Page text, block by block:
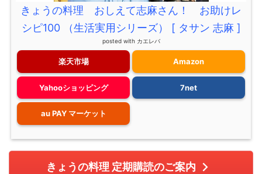
きょうの料理 おしえて志麻さん！ お助けレ
シピ100 （生活実用シリーズ） [ タサン 志麻 ]
posted with カエレバ
楽天市場 Amazon
Yahooショッピング 7net
au PAY マーケット
きょうの料理 定期購読のご案内